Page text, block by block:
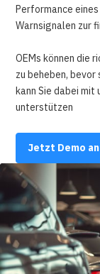
Performance
Warnsignalen zur
OEMs können die
zu beheben,
kann Sie dabei mit
unterstützen
Jetzt Demo